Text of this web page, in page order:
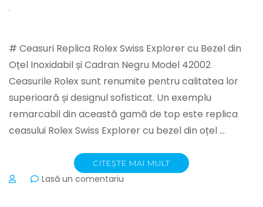
# Ceasuri Replica Rolex Swiss Explorer cu Bezel din
Oțel Inoxidabil și Cadran Negru Model 42002
Ceasurile Rolex sunt renumite pentru calitatea lor
superioară și designul sofisticat. Un exemplu
remarcabil din această gamă de top este replica
ceasului Rolex Swiss Explorer cu bezel din oțel …
CITEȘTE MAI MULT
Lasă un comentariu